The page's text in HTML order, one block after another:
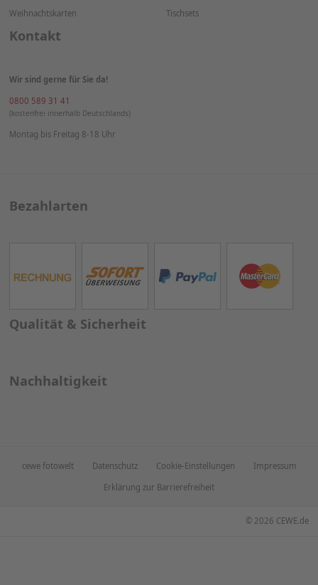
Weihnachtskarten
Tischsets
Kontakt
Wir sind gerne für Sie da!
0800 589 31 41
(kostenfrei innerhalb Deutschlands)
Montag bis Freitag 8-18 Uhr
Bezahlarten